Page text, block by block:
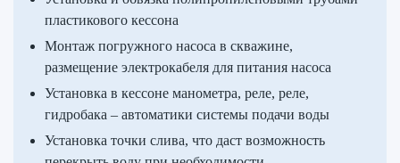
пластикового кессона
Монтаж погружного насоса в скважине,
размещение электрокабеля для питания насоса
Установка в кессоне манометра, реле, реле,
гидробака – автоматики системы подачи воды
Установка точки слива, что даст возможность